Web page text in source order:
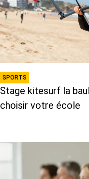
SPORTS
Stage kitesurf la
choisir votre école